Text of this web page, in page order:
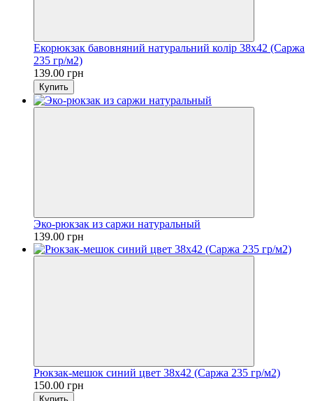
Екорюкзак бавовняний натуральний колір 38х42 (Саржа
235 гр/м2)
139.00 грн
Купить
Эко-рюкзак из саржи натуральный
139.00 грн
Рюкзак-мешок синий цвет 38х42 (Саржа 235 гр/м2)
150.00 грн